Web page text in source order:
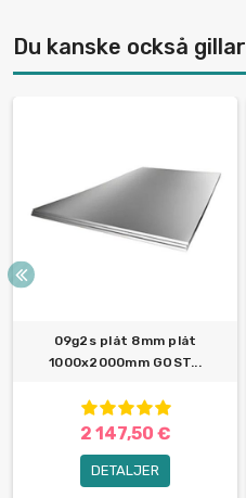
Du kanske också gillar
09g2s plåt 8mm plåt
1000x2000mm GOST...
2 147,50 €
DETALJER